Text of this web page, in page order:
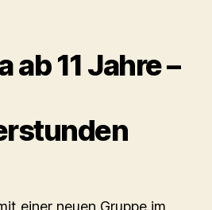
ab 11 Jahre –
einer neuen Gruppe im